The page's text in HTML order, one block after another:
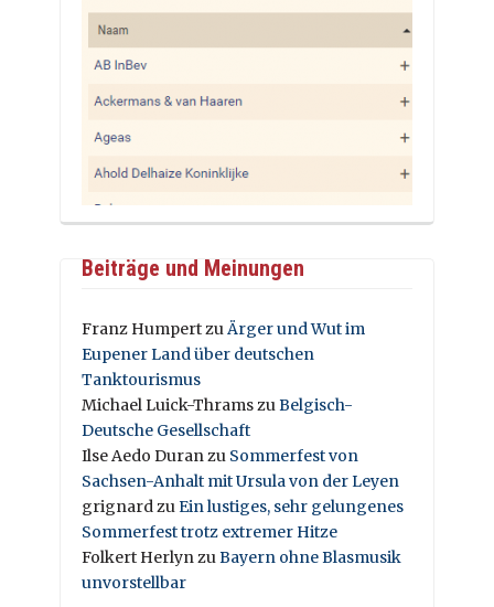
Beiträge und Meinungen
Franz Humpert zu Ärger und Wut im
Eupener Land über deutschen
Tanktourismus
Michael Luick-Thrams zu Belgisch-
Deutsche Gesellschaft
Ilse Aedo Duran zu Sommerfest von
Sachsen-Anhalt mit Ursula von der Leyen
grignard zu Ein lustiges, sehr gelungenes
Sommerfest trotz extremer Hitze
Folkert Herlyn zu Bayern ohne Blasmusik
unvorstellbar